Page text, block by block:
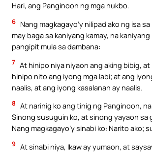
Hari, ang Panginoon ng mga hukbo.
6 Nang magkagayo’y nilipad ako ng isa
may baga sa kaniyang kamay, na
pangipit mula sa dambana:
7 At hinipo niya niyaon ang aking bibig, at
hinipo nito ang iyong mga labi; at ang
naalis, at ang iyong kasalanan ay naalis.
8 At narinig ko ang tinig ng Panginoon,
Sinong susuguin ko, at sinong yayaon sa
Nang magkagayo’y sinabi ko: Narito ako;
9 At sinabi niya, Ikaw ay yumaon, at